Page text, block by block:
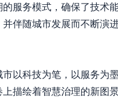
服务模式，确保了技术能
伴随城市发展而不断演进
市以科技为笔，以服务为
上描绘着智慧治理的新图